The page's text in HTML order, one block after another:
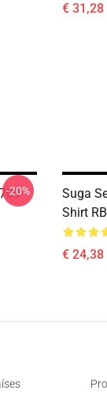
€ 31,28
-20%
Suga
Shirt
€ 24,38